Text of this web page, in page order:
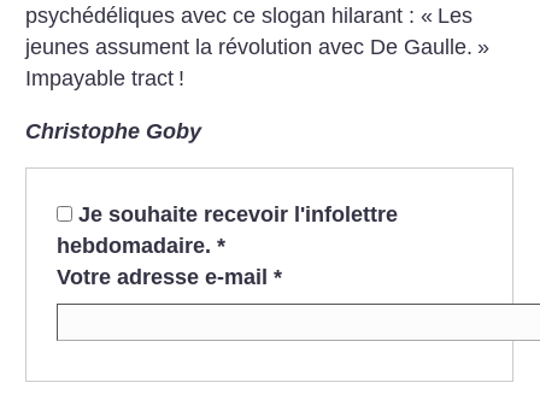
psychédéliques avec ce slogan hilarant : « Les
jeunes assument la révolution avec De Gaulle. »
Impayable tract !
Christophe Goby
Je souhaite recevoir l'infolettre
hebdomadaire. *
Votre adresse e-mail *